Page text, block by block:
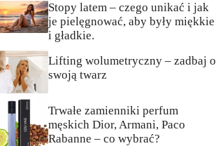
Stopy latem – czego unikać i jak
je pielęgnować, aby były miękkie
i gładkie.
Lifting wolumetryczny – zadbaj o
swoją twarz
Trwałe zamienniki perfum
męskich Dior, Armani, Paco
Rabanne – co wybrać?